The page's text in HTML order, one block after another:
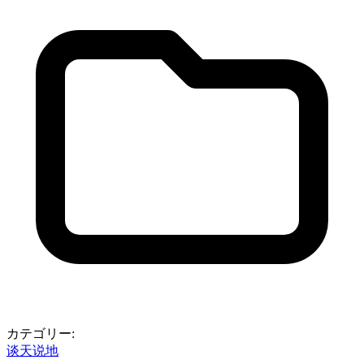
カテゴリー:
谈天说地